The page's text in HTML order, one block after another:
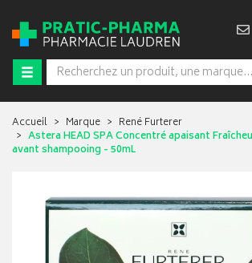
Accueil Marque
René Furterer
Astera HEAD SPA Concentré apaisant
avant shampooing - 50mL